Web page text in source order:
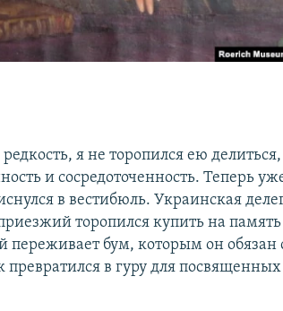
я не торопился ею
и сосредоточенность. Теперь
в вестибюль. Украинская
торопился купить на память
переживает бум, которым он обязан
в гуру для